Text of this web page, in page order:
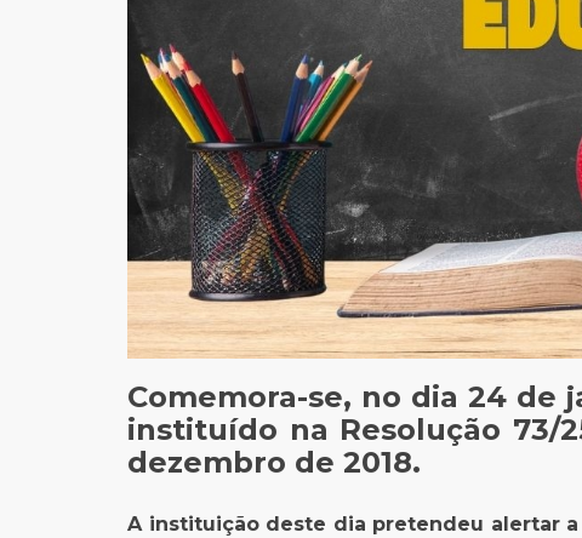
Comemora-se, no dia 24 de
instituído na Resolução 73/
dezembro de 2018.
A instituição deste dia pretendeu alertar